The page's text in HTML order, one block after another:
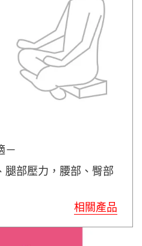
－
腿部壓力，腰部、臀部
相關產品